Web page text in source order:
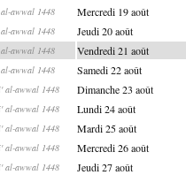
awwal 1448 Mercredi 19 août
awwal 1448 Jeudi 20 août
awwal 1448 Vendredi 21 août
awwal 1448 Samedi 22 août
al-awwal 1448 Dimanche 23 août
al-awwal 1448 Lundi 24 août
al-awwal 1448 Mardi 25 août
al-awwal 1448 Mercredi 26 août
al-awwal 1448 Jeudi 27 août